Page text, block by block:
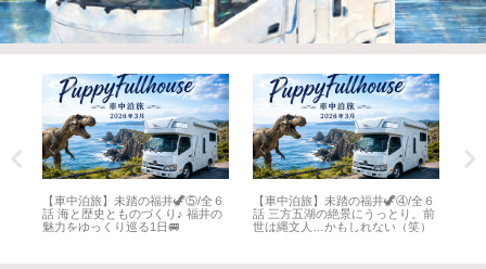
【車中泊旅】未踏の福井🦖⑤/全６
話 海と歴史とものづくり♪ 福井の
魅力をゆっくり巡る1日🚐
【車中泊旅】未踏の福井🦖④/全６
話 三方五湖の絶景にうっとり。前
世は縄文人…かもしれない（笑）